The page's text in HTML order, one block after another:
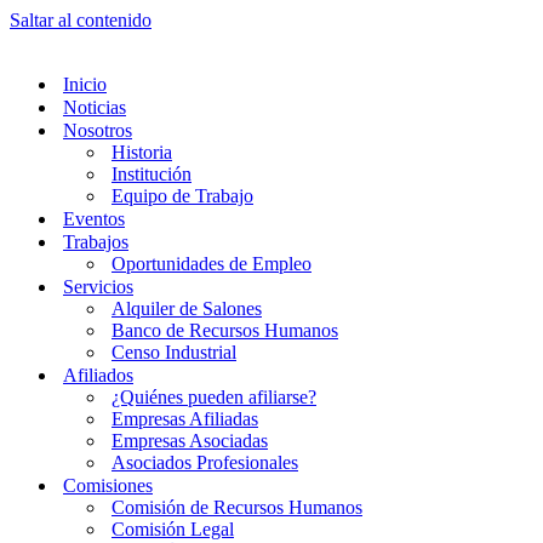
Saltar al contenido
Inicio
Noticias
Nosotros
Historia
Institución
Equipo de Trabajo
Eventos
Trabajos
Oportunidades de Empleo
Servicios
Alquiler de Salones
Banco de Recursos Humanos
Censo Industrial
Afiliados
¿Quiénes pueden afiliarse?
Empresas Afiliadas
Empresas Asociadas
Asociados Profesionales
Comisiones
Comisión de Recursos Humanos
Comisión Legal